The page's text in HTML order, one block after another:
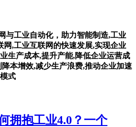
与工业自动化，助力智能制造,工业
网,工业互联网的快速发展,实现企业
生产成本,提升产能,降低企业运营成
本增效,减少生产浪费,推动企业加速
式
拥抱工业4.0？一个